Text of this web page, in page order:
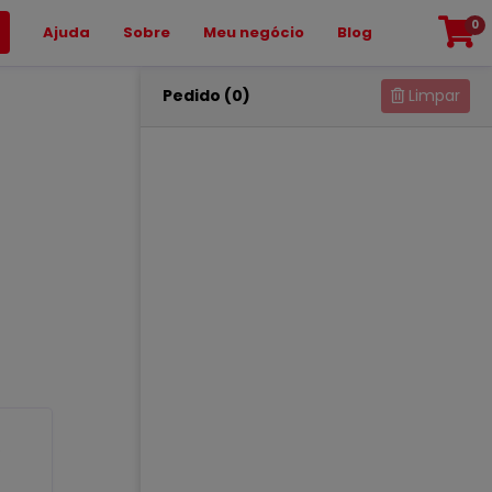
Ajuda Sobre Meu negócio Blog 0
Pedido (0) Limpar